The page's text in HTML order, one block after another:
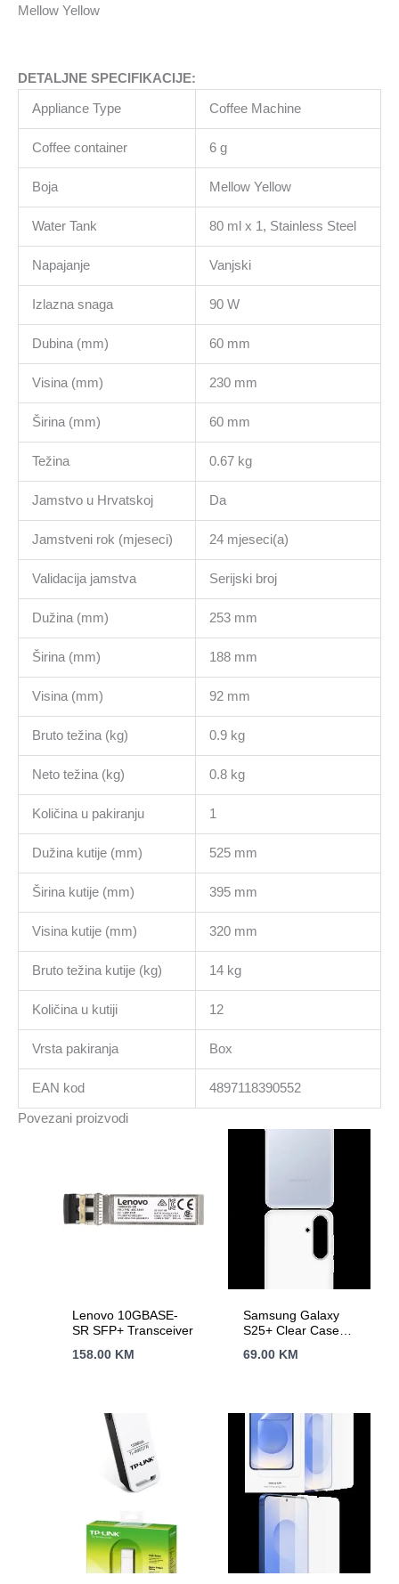
Mellow Yellow
DETALJNE SPECIFIKACIJE:
Appliance Type Coffee Machine
Coffee container 6 g
Boja Mellow Yellow
Water Tank 80 ml x 1, Stainless Steel
Napajanje Vanjski
Izlazna snaga 90 W
Dubina (mm) 60 mm
Visina (mm) 230 mm
Širina (mm) 60 mm
Težina 0.67 kg
Jamstvo u Hrvatskoj Da
Jamstveni rok (mjeseci) 24 mjeseci(a)
Validacija jamstva Serijski broj
Dužina (mm) 253 mm
Širina (mm) 188 mm
Visina (mm) 92 mm
Bruto težina (kg) 0.9 kg
Neto težina (kg) 0.8 kg
Količina u pakiranju 1
Dužina kutije (mm) 525 mm
Širina kutije (mm) 395 mm
Visina kutije (mm) 320 mm
Bruto težina kutije (kg) 14 kg
Količina u kutiji 12
Vrsta pakiranja Box
EAN kod 4897118390552
Povezani proizvodi
Lenovo 10GBASE-
SR SFP+ Transceiver
158.00 KM
Samsung Galaxy
S25+ Clear Case
69.00 KM